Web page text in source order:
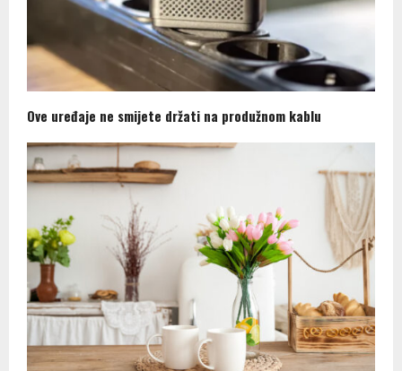
Ove uređaje ne smijete držati na produžnom kablu